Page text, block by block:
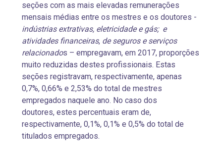
seções com as mais elevadas remunerações
mensais médias entre os mestres e os doutores -
indústrias extrativas, eletricidade e gás; e
atividades financeiras, de seguros e serviços
relacionados – empregavam, em 2017, proporções
muito reduzidas destes profissionais. Estas
seções registravam, respectivamente, apenas
0,7%, 0,66% e 2,53% do total de mestres
empregados naquele ano. No caso dos
doutores, estes percentuais eram de,
respectivamente, 0,1%, 0,1% e 0,5% do total de
titulados empregados.